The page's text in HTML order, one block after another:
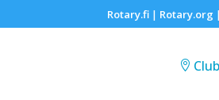
Rotary.fi| Rotary.org |